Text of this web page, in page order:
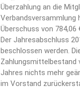
Überzahlung an die
Verbandsversammlung
Überschuss von
Der Jahresabschluss
beschlossen werden.
Zahlungsmittelbestand
Jahres nichts mehr
im Vorstand